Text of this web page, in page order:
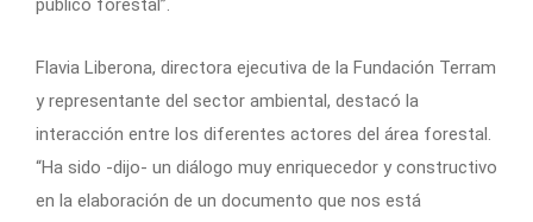
público forestal”.
Flavia Liberona, directora ejecutiva de la Fundación Terram
y representante del sector ambiental, destacó la
interacción entre los diferentes actores del área forestal.
“Ha sido -dijo- un diálogo muy enriquecedor y constructivo
en la elaboración de un documento que nos está